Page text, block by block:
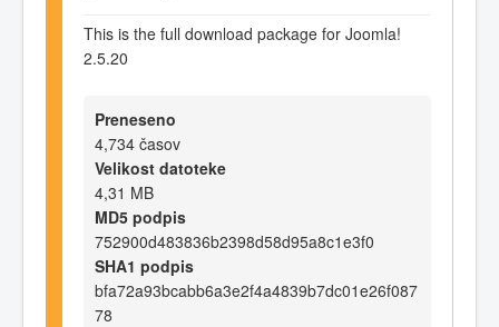
This is the full download package for Joomla!
2.5.20
Preneseno
4,734 časov
Velikost datoteke
4,31 MB
MD5 podpis
752900d483836b2398d58d95a8c1e3f0
SHA1 podpis
bfa72a93bcabb6a3e2f4a4839b7dc01e26f087
78